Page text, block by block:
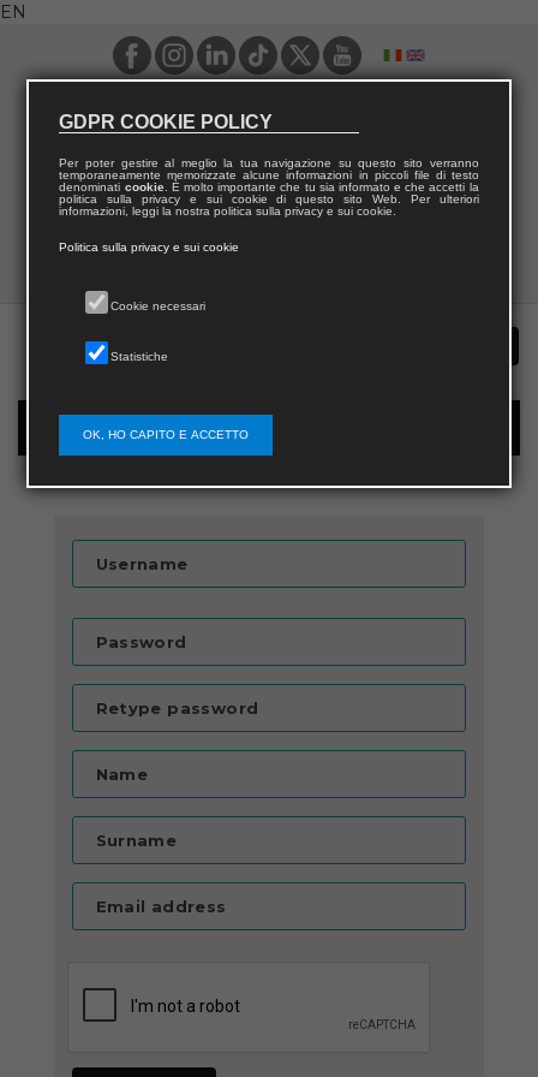
EN
New user registration
Username
Password
Retype password
Name
Surname
Email address
GDPR COOKIE POLICY
Per poter gestire al meglio la tua navigazione su questo sito verranno
temporaneamente memorizzate alcune informazioni in piccoli file di testo
denominati cookie. È molto importante che tu sia informato e che accetti la
politica sulla privacy e sui cookie di questo sito Web. Per ulteriori
informazioni, leggi la nostra politica sulla privacy e sui cookie.
Politica sulla privacy e sui cookie
Cookie necessari
Statistiche
OK, HO CAPITO E ACCETTO